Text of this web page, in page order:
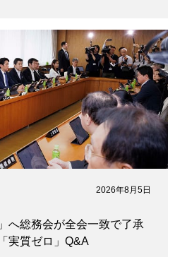
2026年8月5日
へ総務会が全会一致で了承
実質ゼロ」Q&A